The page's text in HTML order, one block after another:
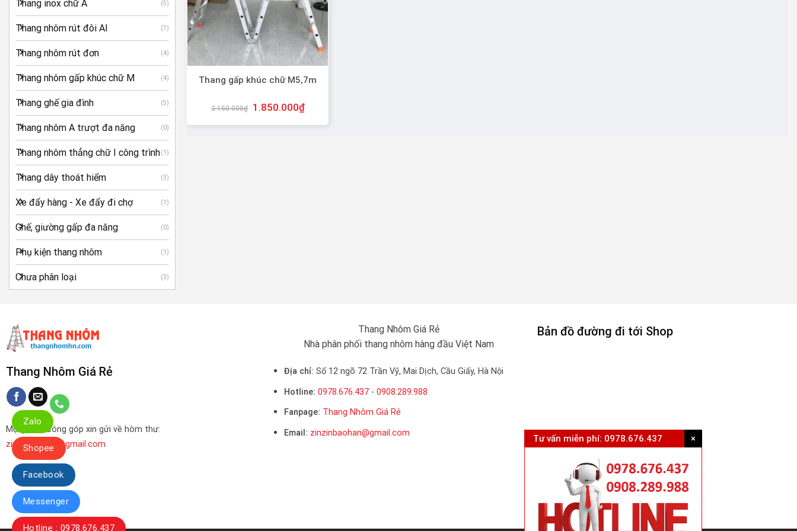
Thang inox chữ A (5)
Thang nhôm rút đôi AI (7)
Thang nhôm rút đơn (4)
Thang nhôm gấp khúc chữ M (4)
Thang ghế gia đình (5)
Thang nhôm A trượt đa năng (0)
Thang nhôm thẳng chữ I công trình(1)
Thang dây thoát hiểm (3)
Xe đẩy hàng - Xe đẩy đi chợ (1)
Ghế, giường gấp đa năng (0)
Phụ kiện thang nhôm (1)
Chưa phân loại (3)
Thang gấp khúc chữ M5,7m
2.150.000₫ 1.850.000₫
Thang Nhôm Giá Rẻ
Mọi ý kiến đóng góp xin gửi về hòm thư:
zinzinbaohan@gmail.com
Thang Nhôm Giá Rẻ
Nhà phân phối thang nhôm hàng đầu Việt Nam
Địa chỉ: Số 12 ngõ 72 Trần Vỹ, Mai Dịch, Cầu Giấy, Hà Nội
Hotline: 0978.676.437- 0908.289.988
Fanpage: Thang Nhôm Giá Rẻ
Email: zinzinbaohan@gmail.com
Bản đồ đường đi tới Shop
Zalo
Shopee
Facebook
Messenger
Hotline : 0978.676.437
Tư vấn miễn phí: 0978.676.437 ×